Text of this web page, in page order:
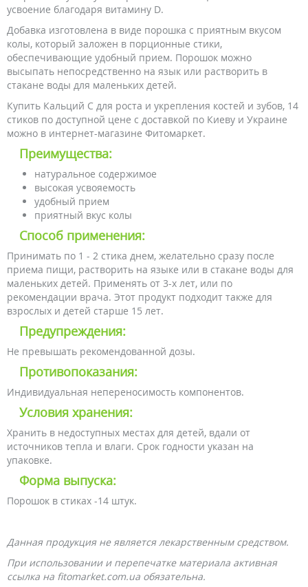
усвоение благодаря витамину D.
Добавка изготовлена в виде порошка с приятным вкусом
колы, который заложен в порционные стики,
обеспечивающие удобный прием. Порошок можно
высыпать непосредственно на язык или растворить в
стакане воды для маленьких детей.
Купить Кальций С для роста и укрепления костей и зубов, 14
стиков по доступной цене с доставкой по Киеву и Украине
можно в интернет-магазине Фитомаркет.
Преимущества:
натуральное содержимое
высокая усвояемость
удобный прием
приятный вкус колы
Способ применения:
Принимать по 1 - 2 стика днем, желательно сразу после
приема пищи, растворить на языке или в стакане воды для
маленьких детей. Применять от 3-х лет, или по
рекомендации врача. Этот продукт подходит также для
взрослых и детей старше 15 лет.
Предупреждения:
Не превышать рекомендованной дозы.
Противопоказания:
Индивидуальная непереносимость компонентов.
Условия хранения:
Хранить в недоступных местах для детей, вдали от
источников тепла и влаги. Срок годности указан на
упаковке.
Форма выпуска:
Порошок в стиках -14 штук.
Данная продукция не является лекарственным средством.
При использовании и перепечатке материала активная
ссылка на fitomarket.com.ua обязательна.